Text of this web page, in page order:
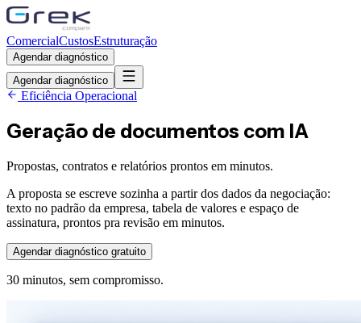
ComercialCustosEstruturação
Agendar diagnóstico
Agendar diagnóstico
Eficiência Operacional
Geração de documentos com IA
Propostas, contratos e relatórios prontos em minutos.
A proposta se escreve sozinha a partir dos dados da negociação:
texto no padrão da empresa, tabela de valores e espaço de
assinatura, prontos pra revisão em minutos.
Agendar diagnóstico gratuito
30 minutos, sem compromisso.